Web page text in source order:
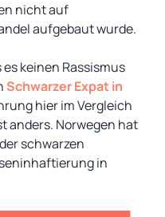
nicht auf
aufgebaut wurde.
keinen Rassismus
Schwarzer Expat in
hier im Vergleich
anders. Norwegen hat
schwarzen
in